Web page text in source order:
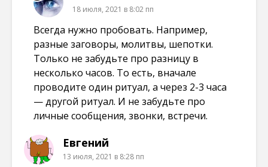
18 июля, 2021 в 8:02 пп
Всегда нужно пробовать. Например,
разные заговоры, молитвы, шепотки.
Только не забудьте про разницу в
несколько часов. То есть, вначале
проводите один ритуал, а через 2-3 часа
— другой ритуал. И не забудьте про
личные сообщения, звонки, встречи.
Евгений
13 июля, 2021 в 8:28 пп